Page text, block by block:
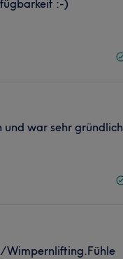
:-)
und war sehr gründlich
Wimpernlifting.Fühle